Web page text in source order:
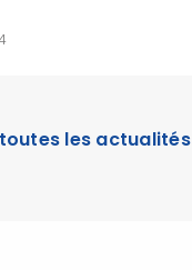
les actualités